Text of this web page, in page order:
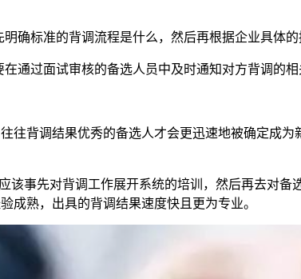
确标准的背调流程是什么，然后再根据企业具体
通过面试审核的备选人员中及时通知对方背调的
往背调结果优秀的备选人才会更迅速地被确定成
该事先对背调工作展开系统的培训，然后再去对
成熟，出具的背调结果速度快且更为专业。